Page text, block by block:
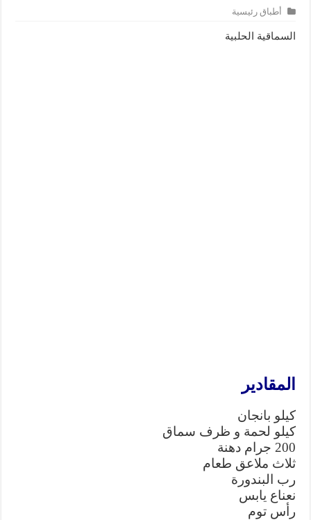
أطباق رئيسية
السماقية الحلبية
المقادير
كيلو بانجان
كيلو لحمة و ظرف سماق
200 جرام دهنة
ثلاث ملاعق طعام
رب البندورة
نعناع يابس
رأس توم